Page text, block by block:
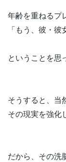
年齢を重ねるプ
「もう、彼・
ということを思
そうすると、当
その現実を強化
だから、その洗